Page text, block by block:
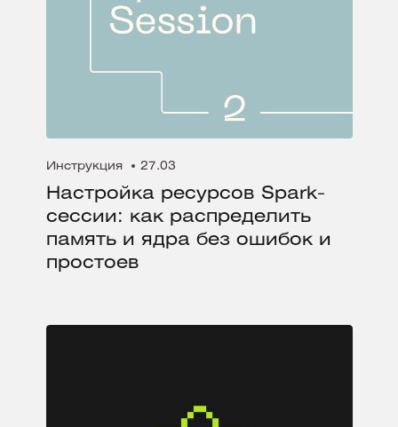
Инструкция 27.03
Настройка ресурсов Spark-
сессии: как распределить
память и ядра без ошибок и
простоев